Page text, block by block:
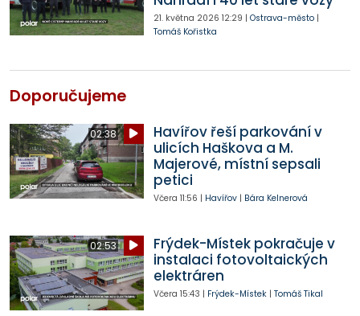
21. května 2026 12:29 | Ostrava-město|
Tomáš Kořistka
Doporučujeme
02:38
Havířov řeší parkování v
ulicích Haškova a M.
Majerové, místní sepsali
petici
Včera 11:56 | Havířov| Bára Kelnerová
02:53
Frýdek-Místek pokračuje v
instalaci fotovoltaických
elektráren
Včera 15:43 | Frýdek-Místek| Tomáš Tikal